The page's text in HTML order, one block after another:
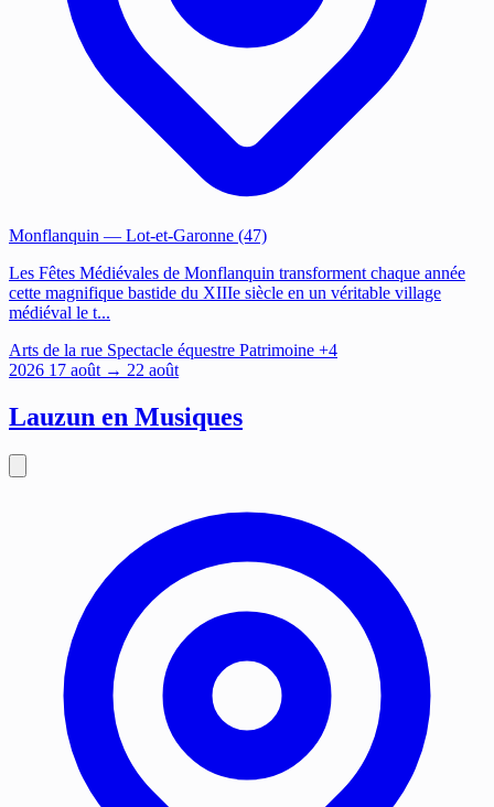
Monflanquin — Lot-et-Garonne (47)
Les Fêtes Médiévales de Monflanquin transforment chaque année
cette magnifique bastide du XIIIe siècle en un véritable village
médiéval le t...
Arts de la rue Spectacle équestre Patrimoine +4
2026 17 août → 22 août
Lauzun en Musiques